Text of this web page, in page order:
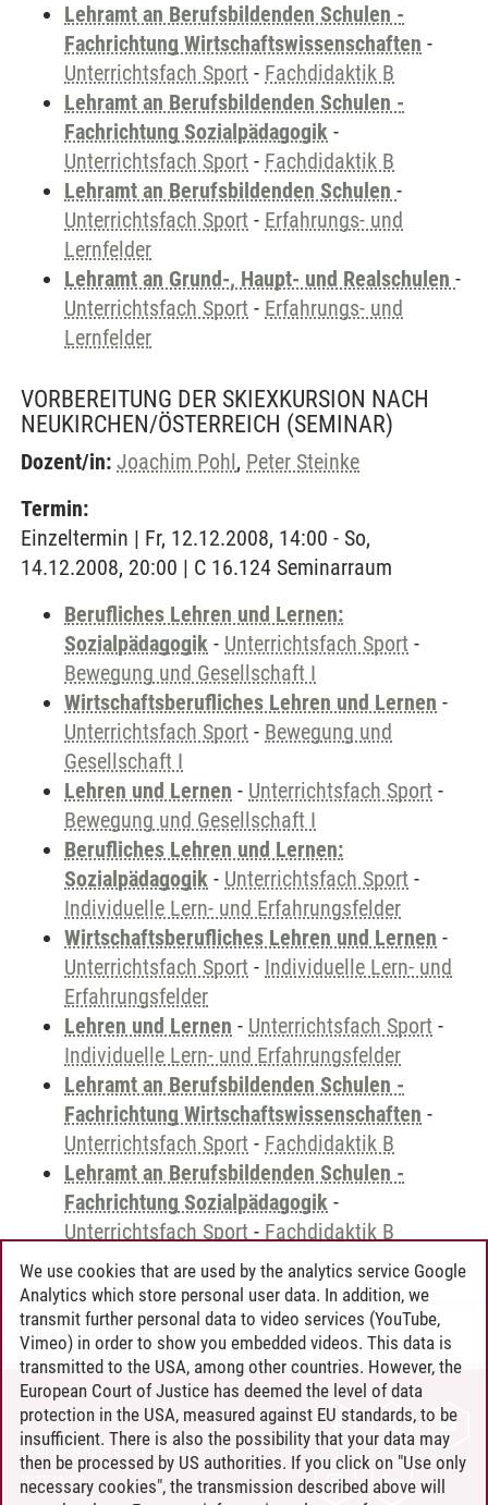
Lehramt an Berufsbildenden Schulen -
Fachrichtung Wirtschaftswissenschaften -
Unterrichtsfach Sport - Fachdidaktik B
Lehramt an Berufsbildenden Schulen -
Fachrichtung Sozialpädagogik -
Unterrichtsfach Sport - Fachdidaktik B
Lehramt an Berufsbildenden Schulen -
Unterrichtsfach Sport - Erfahrungs- und
Lernfelder
Lehramt an Grund-, Haupt- und Realschulen -
Unterrichtsfach Sport - Erfahrungs- und
Lernfelder
VORBEREITUNG DER SKIEXKURSION NACH
NEUKIRCHEN/ÖSTERREICH (SEMINAR)
Dozent/in: Joachim Pohl, Peter Steinke
Termin:
Einzeltermin | Fr, 12.12.2008, 14:00 - So,
14.12.2008, 20:00 | C 16.124 Seminarraum
Berufliches Lehren und Lernen:
Sozialpädagogik - Unterrichtsfach Sport -
Bewegung und Gesellschaft I
Wirtschaftsberufliches Lehren und Lernen -
Unterrichtsfach Sport - Bewegung und
Gesellschaft I
Lehren und Lernen - Unterrichtsfach Sport -
Bewegung und Gesellschaft I
Berufliches Lehren und Lernen:
Sozialpädagogik - Unterrichtsfach Sport -
Individuelle Lern- und Erfahrungsfelder
Wirtschaftsberufliches Lehren und Lernen -
Unterrichtsfach Sport - Individuelle Lern- und
Erfahrungsfelder
Lehren und Lernen - Unterrichtsfach Sport -
Individuelle Lern- und Erfahrungsfelder
Lehramt an Berufsbildenden Schulen -
Fachrichtung Wirtschaftswissenschaften -
Unterrichtsfach Sport - Fachdidaktik B
Lehramt an Berufsbildenden Schulen -
Fachrichtung Sozialpädagogik -
Unterrichtsfach Sport - Fachdidaktik B
Andreea Tribel 30.06.2024
CONTACT
LEUPHANA AS EMPLOYER
INTRANET
We use cookies that are used by the analytics service Google
Analytics which store personal user data. In addition, we
transmit further personal data to video services (YouTube,
Vimeo) in order to show you embedded videos. This data is
transmitted to the USA, among other countries. However, the
European Court of Justice has deemed the level of data
protection in the USA, measured against EU standards, to be
insufficient. There is also the possibility that your data may
then be processed by US authorities. If you click on "Use only
necessary cookies", the transmission described above will